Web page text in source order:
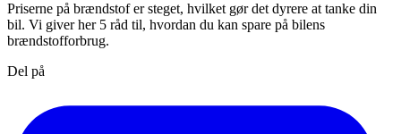
Priserne på brændstof er steget, hvilket gør det dyrere at tanke din
bil. Vi giver her 5 råd til, hvordan du kan spare på bilens
brændstofforbrug.
Del på